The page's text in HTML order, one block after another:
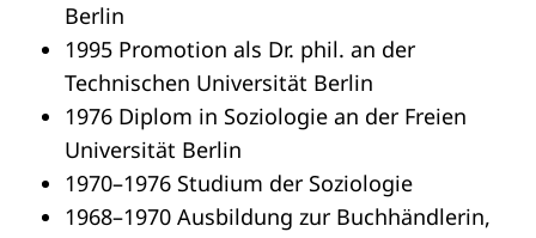
Berlin
1995 Promotion als Dr. phil. an der
Technischen Universität Berlin
1976 Diplom in Soziologie an der Freien
Universität Berlin
1970–1976 Studium der Soziologie
1968–1970 Ausbildung zur Buchhändlerin,